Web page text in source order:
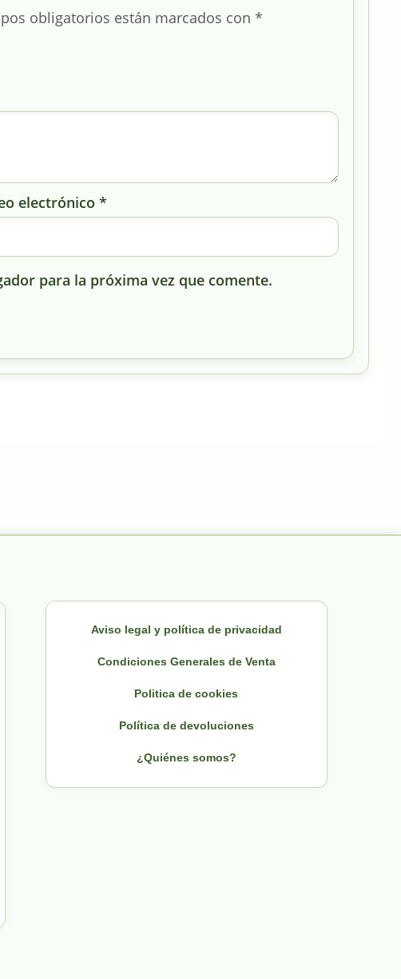
obligatorios están marcados con *
electrónico*
para la próxima vez que comente.
Aviso legal y política de privacidad
Condiciones Generales de Venta
Politica de cookies
Política de devoluciones
¿Quiénes somos?